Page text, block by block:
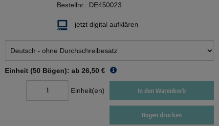
Bestellnr.: DE450023
jetzt digital aufklären
Einheit (50 Bögen): ab 26,50 €
Einheit(en) In den Warenkorb
Bogen drucken